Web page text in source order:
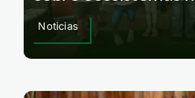
Noticias